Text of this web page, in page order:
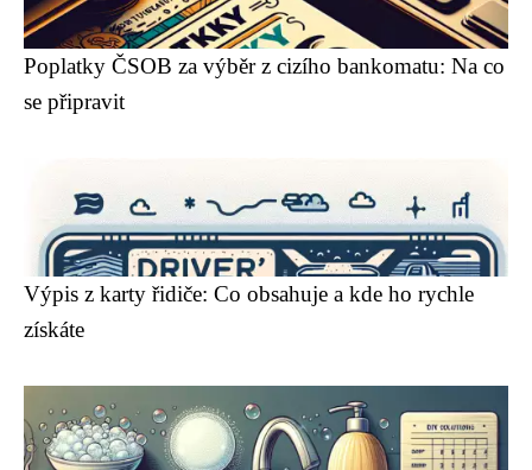
Poplatky ČSOB za výběr z cizího bankomatu: Na co
se připravit
Výpis z karty řidiče: Co obsahuje a kde ho rychle
získáte